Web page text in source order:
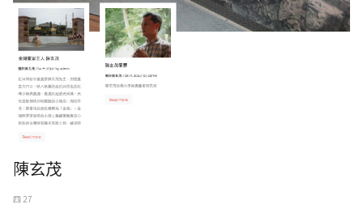
陳玄茂
四 27